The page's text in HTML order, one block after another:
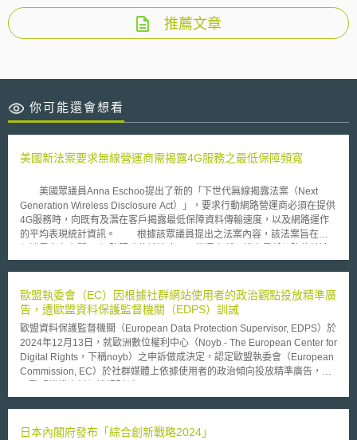
推薦文章
你可能還會想看
美國新法案要求無線營運商需揭露4G服務之最低保障頻寬
美國眾議員Anna Eschoo提出了新的「下世代無線揭露法案（Next
Generation Wireless Disclosure Act）」，要求行動網路營運商必須在提供
4G服務時，向既有及潛在客戶揭露最低保障資料傳輸速度，以及網路運作
的平均表現統計資訊。 根據該眾議員提出之法案內容，該法案旨在確
度等事項上，擁有有完整和準確的資訊。該法案還可以幫助消費者了解業者
「當消費者申請了一個4G傳輸服務方案時，消費者有權知道他們所支付的
金錢與所得到的實質服務內容。當無線服務產業投資數十億美元，用以改善
服務覆蓋範圍、增進網路可靠性以及提供更高的傳輸速度，而同時消費者對
於4G服務的需求也如期望的出現大幅成長。在這樣的情況下，消費者需要
知道他們由營運商實際得到的服務速度。」 該法案期望建立準則，使
消費者正確理解4G服務資訊（例如該速度是指平均速度或尖峰速度、在什
麼情況下速度可能下降等），確保消費者在申請服務之潛能獲得足夠的資
輸速度； - 網路的可靠性； - 提供服務以及訊號之覆蓋範圍； - 定價； - 業
歐盟執委會（EC）因根據社群網站使用者的政治觀點投放精準廣
告，遭歐盟資料保護監督機關（EDPS）訓誡
歐盟資料保護監督機關（European Data Protection Supervisor, EDPS）於
2024年12月13日，就歐洲數位權利中心（Noyb - The European Center for
Digital Rights，下稱noyb）之申訴做成決定，認定歐盟執委會（European
Commission, EC）於社群媒體上依據使用者的政治傾向投放精準廣告，違
bodies, offices and agencies, EUDPR），對EC作成訓誡處分。 本案背景
旨在向公眾傳達EC當時正在推動的兒少性剝削防治法（Child Sexual
日本內閣府發布「綜合創新戰略2024」